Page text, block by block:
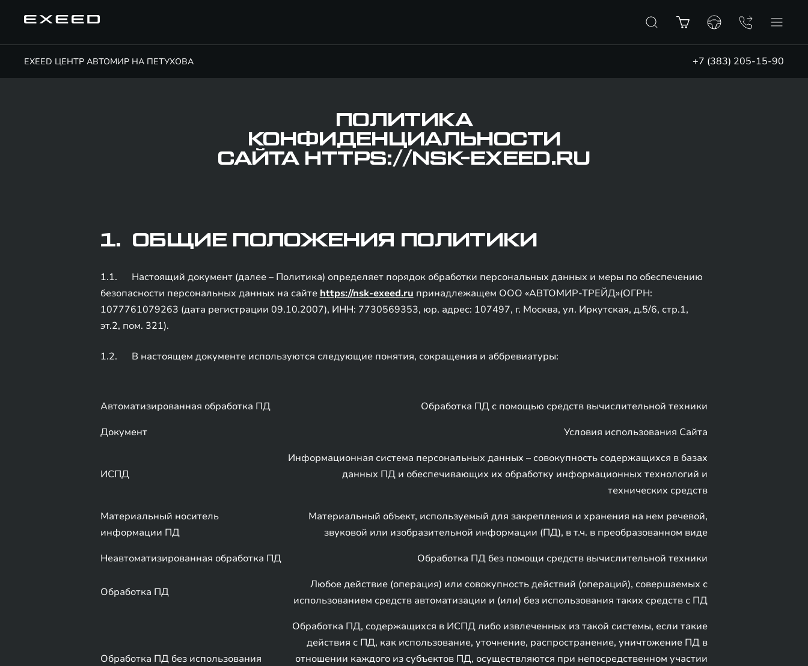
EXEED ЦЕНТР АВТОМИР НА ПЕТУХОВА +7 (383) 205-15-90
ПОЛИТИКА
КОНФИДЕНЦИАЛЬНОСТИ
САЙТА HTTPS://NSK-EXEED.RU
1. ОБЩИЕ ПОЛОЖЕНИЯ ПОЛИТИКИ
1.1. Настоящий документ (далее – Политика) определяет порядок обработки персональных данных и меры по обеспечению
безопасности персональных данных на сайте https://nsk-exeed.ru принадлежащем ООО «АВТОМИР-ТРЕЙД»(ОГРН:
1077761079263 (дата регистрации 09.10.2007), ИНН: 7730569353, юр. адрес: 107497, г. Москва, ул. Иркутская, д.5/6, стр.1,
эт.2, пом. 321).
1.2. В настоящем документе используются следующие понятия, сокращения и аббревиатуры:
Автоматизированная обработка ПД
Обработка ПД с помощью средств вычислительной техники
Документ
Условия использования Сайта
ИСПД
Информационная система персональных данных – совокупность содержащихся в базах
данных ПД и обеспечивающих их обработку информационных технологий и
технических средств
Материальный носитель
информации ПД
Материальный объект, используемый для закрепления и хранения на нем речевой,
звуковой или изобразительной информации (ПД), в т.ч. в преобразованном виде
Неавтоматизированная обработка ПД
Обработка ПД без помощи средств вычислительной техники
Обработка ПД
Любое действие (операция) или совокупность действий (операций), совершаемых с
использованием средств автоматизации и (или) без использования таких средств с ПД
Обработка ПД без использования
Обработка ПД, содержащихся в ИСПД либо извлеченных из такой системы, если такие
действия с ПД, как использование, уточнение, распространение, уничтожение ПД в
отношении каждого из субъектов ПД, осуществляются при непосредственном участии